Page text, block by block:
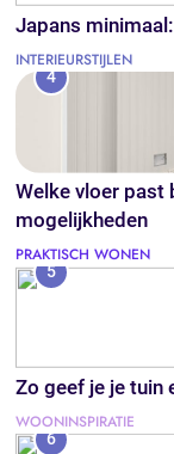
Japans
INTERIEURSTIJLEN
4
Welke vloer past
mogelijkheden
PRAKTISCH WONEN
5
Zo geef je je tuin
WOONINSPIRATIE
6